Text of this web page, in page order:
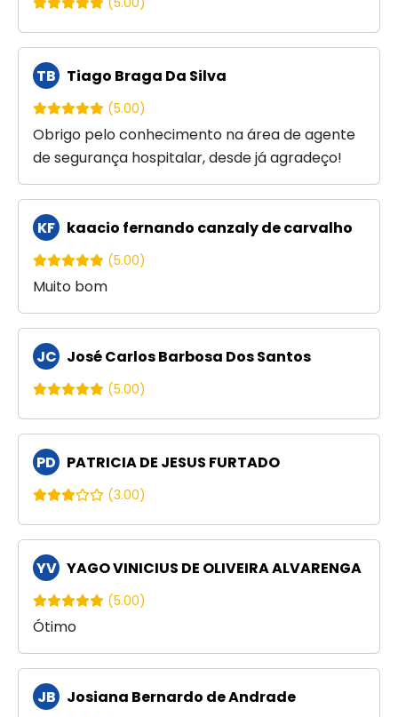
TB Tiago Braga Da Silva
(5.00)
Obrigo pelo conhecimento na área de agente
de segurança hospitalar, desde já agradeço!
KF kaacio fernando canzaly de carvalho
(5.00)
Muito bom
JC José Carlos Barbosa Dos Santos
(5.00)
PD PATRICIA DE JESUS FURTADO
(3.00)
YV YAGO VINICIUS DE OLIVEIRA ALVARENGA
(5.00)
Ótimo
JB Josiana Bernardo de Andrade